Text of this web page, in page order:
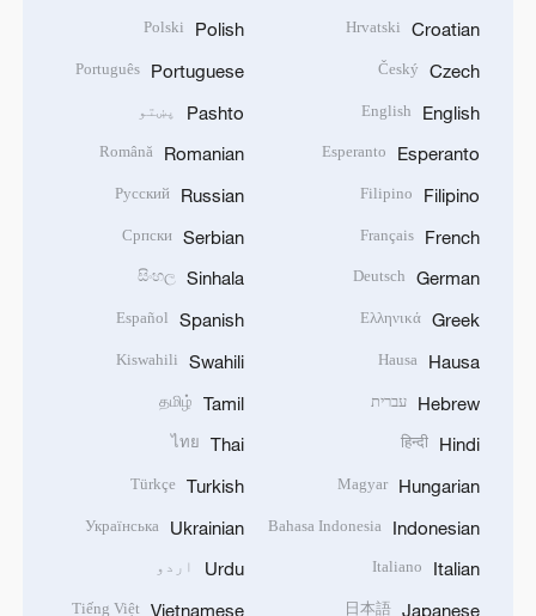
Croatian
Hrvatski
Czech
Český
English
English
Esperanto
Esperanto
Filipino
Filipino
French
Français
German
Deutsch
Greek
Ελληνικά
Hausa
Hausa
Hebrew עברית
Hindi
हिन्दी
Hungarian
Magyar
Indonesian
Bahasa Indonesia
Italian
Italiano
Japanese
日本語
Polish
Polski
Portuguese
Português
Pashto پښتو
Romanian
Română
Russian
Русский
Serbian
Српски
Sinhala
සිංහල
Spanish
Español
Swahili
Kiswahili
Tamil
தமிழ்
Thai
ไทย
Turkish
Türkçe
Ukrainian
Українська
Urdu اردو
Vietnamese
Tiếng Việt